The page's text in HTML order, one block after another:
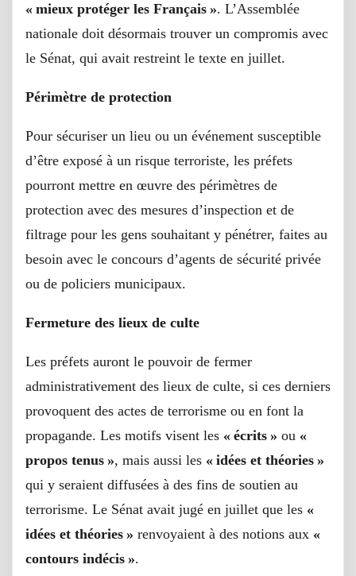
« mieux protéger les Français ». L’Assemblée
nationale doit désormais trouver un compromis avec
le Sénat, qui avait restreint le texte en juillet.
Périmètre de protection
Pour sécuriser un lieu ou un événement susceptible
d’être exposé à un risque terroriste, les préfets
pourront mettre en œuvre des périmètres de
protection avec des mesures d’inspection et de
filtrage pour les gens souhaitant y pénétrer, faites au
besoin avec le concours d’agents de sécurité privée
ou de policiers municipaux.
Fermeture des lieux de culte
Les préfets auront le pouvoir de fermer
administrativement des lieux de culte, si ces derniers
provoquent des actes de terrorisme ou en font la
propagande. Les motifs visent les « écrits » ou «
propos tenus », mais aussi les « idées et théories »
qui y seraient diffusées à des fins de soutien au
terrorisme. Le Sénat avait jugé en juillet que les «
idées et théories » renvoyaient à des notions aux «
contours indécis ».